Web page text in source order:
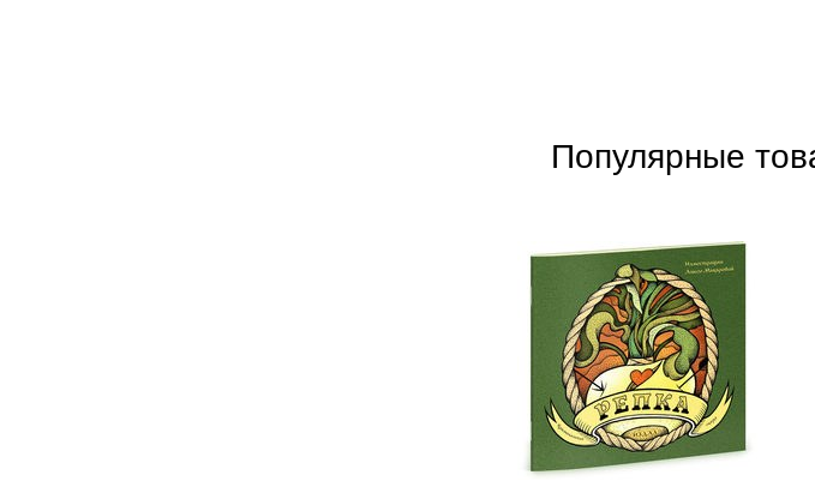
Популярные